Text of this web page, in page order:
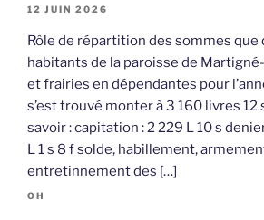
12 JUIN 2026
Rôle de répartition des sommes que
habitants de la paroisse de
et frairies en dépendantes pour
s’est trouvé monter à 3 160 livres 12
savoir : capitation : 2 229 L 10 s
L 1 s 8 f solde, habillement,
entretinnement des […]
OH